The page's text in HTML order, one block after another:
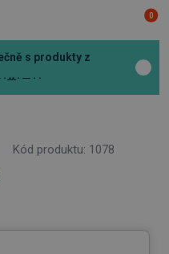
0
s produkty z
·ꕀ· ─ · ·
Kód produktu: 1078